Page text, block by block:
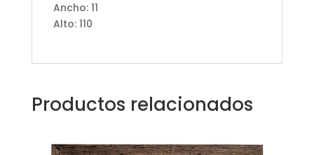
Ancho: 11
Alto: 110
Productos relacionados